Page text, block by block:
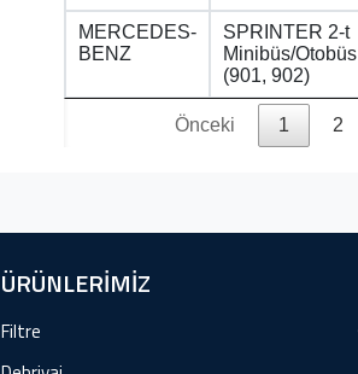
MERCEDES-
BENZ
SPRINTER 2-t
Minibüs/Otobüs
(901, 902)
Önceki 1 2
ÜRÜNLERİMİZ
Filtre